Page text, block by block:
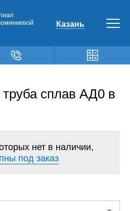
Казань
сплав АД0 в
нет в наличии,
под заказ